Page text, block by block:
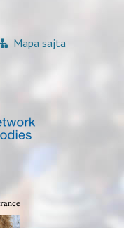
Mapa sajta